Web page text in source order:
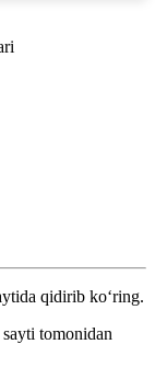
qidirib ko‘ring.
sayti tomonidan